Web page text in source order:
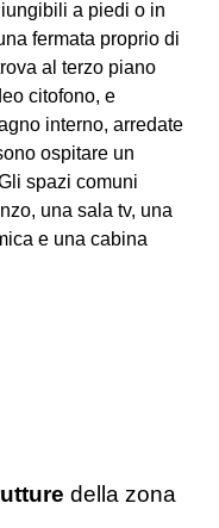
a piedi o in
fermata proprio di
al terzo piano
citofono, e
interno, arredate
ospitare un
spazi comuni
una sala tv, una
e una cabina
della zona